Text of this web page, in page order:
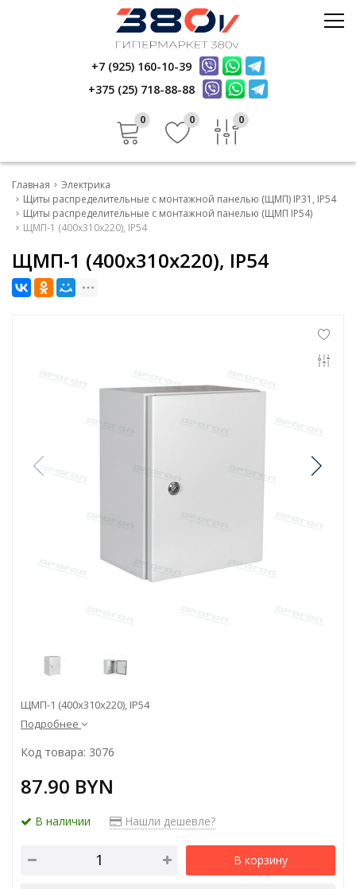
Электрика
Стройматериалы
Керамика
Услуги
Инфо
Контакты
+7 (925) 160-10-39
+375 (25) 718-88-88
0 0 0
Главная
Электрика
Щиты распределительные с монтажной панелью (ЩМП) IP31, IP54
Щиты распределительные с монтажной панелью (ЩМП IP54)
ЩМП-1 (400х310х220), IP54
ЩМП-1 (400х310х220), IP54
ЩМП-1 (400х310х220), IP54
Подробнее
Код товара: 3076
87.90 BYN
В наличии Нашли дешевле?
В корзину
Стройматериалы
Керамика
Услуги
Инфо
Отзывы
Контакты